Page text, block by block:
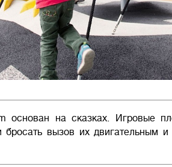
основан на сказках. Игровые
бросать вызов их двигательным